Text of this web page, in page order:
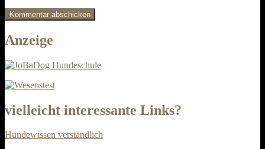
Anzeige
vielleicht interessante Links?
Hundewissen verständlich